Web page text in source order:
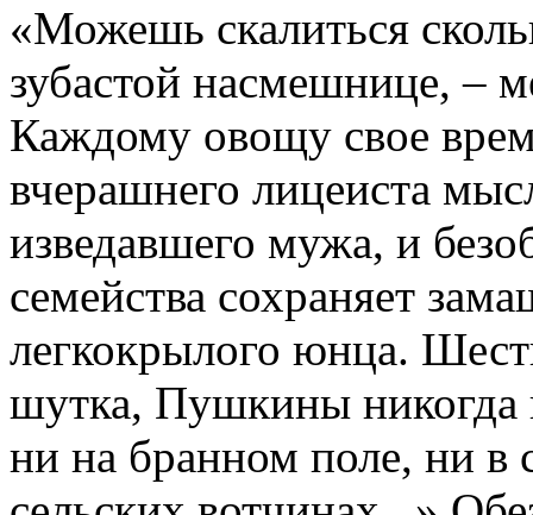
«Можешь скалиться
зубастой насмешнице, –
Каждому овощу свое
вчерашнего лицеиста
изведавшего мужа, и
семейства сохраняет
легкокрылого юнца.
шутка, Пушкины никогда
ни на бранном поле, ни в